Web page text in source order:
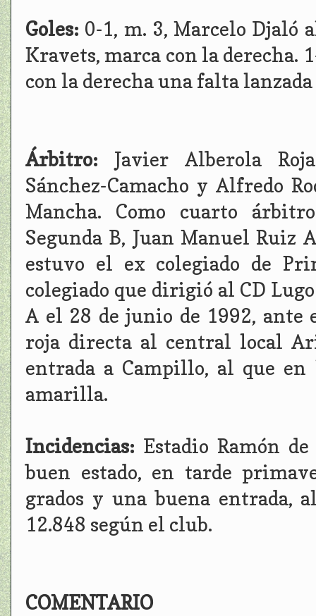
Goles: 0-1, m. 3, Marcelo Djaló
Kravets, marca con la derecha.
con la derecha una falta
Árbitro: Javier Alberola
Sánchez-Camacho y Alfredo
Mancha. Como cuarto
Segunda B, Juan Manuel Ruiz
estuvo el ex colegiado de
colegiado que dirigió al CD
A el 28 de junio de 1992, ante
roja directa al central local
entrada a Campillo, al que
amarilla.
Incidencias: Estadio Ramón
buen estado, en tarde
grados y una buena entrada,
12.848 según el club.
COMENTARIO